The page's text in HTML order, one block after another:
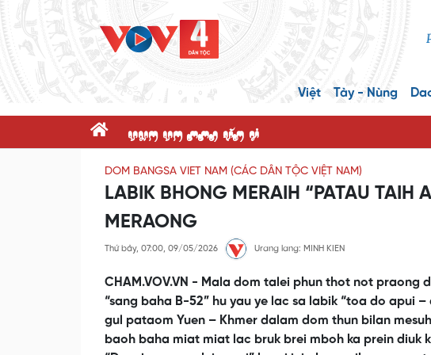
Việt Tày - Nùng
dnK dK ppR x@P c'
DOM BANGSA VIET NAM (CÁC DÂN TỘC VIỆT NAM)
LABIK BHONG MERAIH “PATAU TAIH
MERAONG
Thứ bảy, 07:00, 09/05/2026 Urang lang: MINH KIEN
CHAM.VOV.VN - Mala dom talei phun thot not praong
“sang baha B-52” hu yau ye lac sa labik “toa do apui
gul pataom Yuen – Khmer dalam dom thun bilan
baoh baha miat miat lac bruk brei mboh ka prein diuk